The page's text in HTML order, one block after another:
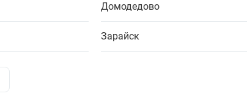
Домодедово
Зарайск